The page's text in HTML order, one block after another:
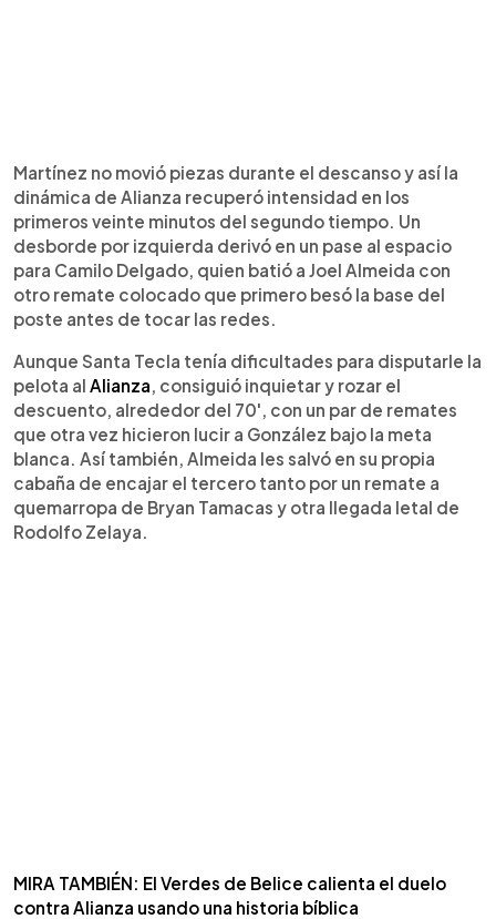
Martínez no movió piezas durante el descanso y así la
dinámica de Alianza recuperó intensidad en los
primeros veinte minutos del segundo tiempo. Un
desborde por izquierda derivó en un pase al espacio
para Camilo Delgado, quien batió a Joel Almeida con
otro remate colocado que primero besó la base del
poste antes de tocar las redes.
Aunque Santa Tecla tenía dificultades para disputarle la
pelota al Alianza, consiguió inquietar y rozar el
descuento, alrededor del 70', con un par de remates
que otra vez hicieron lucir a González bajo la meta
blanca. Así también, Almeida les salvó en su propia
cabaña de encajar el tercero tanto por un remate a
quemarropa de Bryan Tamacas y otra llegada letal de
Rodolfo Zelaya.
MIRA TAMBIÉN: El Verdes de Belice calienta el duelo
contra Alianza usando una historia bíblica